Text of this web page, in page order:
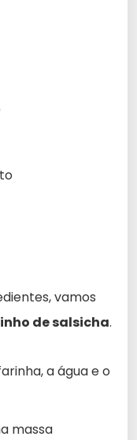
vamos
de salsicha.
a água e o
massa